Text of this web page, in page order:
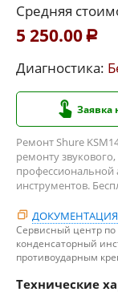
Средняя
5 250.00 Р
Диагностика:
Заявка
Ремонт Shure
ремонту
инструментов.
ДОКУМЕНТАЦИЯ
Сервисный центр по
конденсаторный
противоударным
Технические